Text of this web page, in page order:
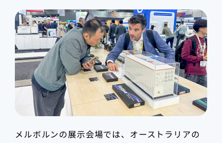
メルボルンの展示会場では、オーストラリアの